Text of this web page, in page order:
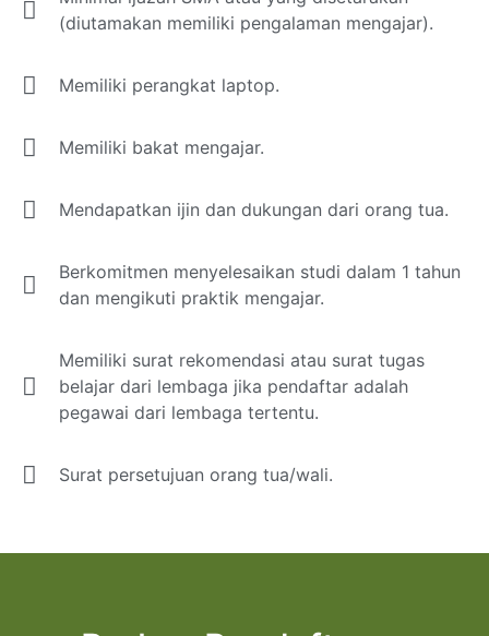
(diutamakan memiliki pengalaman mengajar).
Memiliki perangkat laptop.
Memiliki bakat mengajar.
Mendapatkan ijin dan dukungan dari orang tua.
Berkomitmen menyelesaikan studi dalam 1 tahun
dan mengikuti praktik mengajar.
Memiliki surat rekomendasi atau surat tugas
belajar dari lembaga jika pendaftar adalah
pegawai dari lembaga tertentu.
Surat persetujuan orang tua/wali.